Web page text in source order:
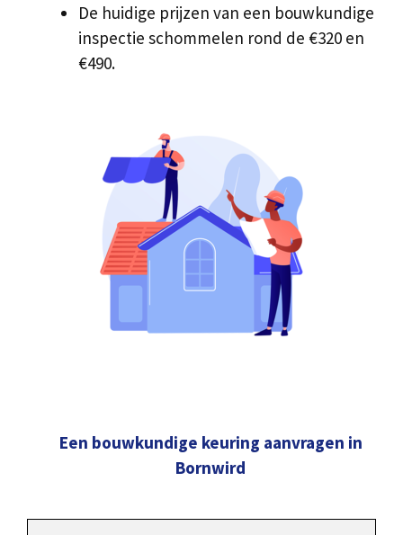
De huidige prijzen van een bouwkundige
inspectie schommelen rond de €320 en
€490.
Een bouwkundige keuring aanvragen in
Bornwird